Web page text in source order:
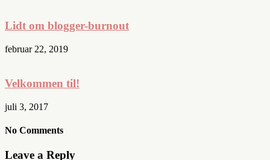
Lidt om blogger-burnout
februar 22, 2019
Velkommen til!
juli 3, 2017
No Comments
Leave a Reply